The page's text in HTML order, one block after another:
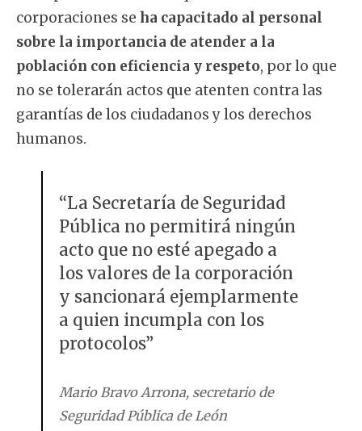
corporaciones se ha capacitado al personal
sobre la importancia de atender a la
población con eficiencia y respeto, por lo que
no se tolerarán actos que atenten contra las
garantías de los ciudadanos y los derechos
humanos.
“La Secretaría de Seguridad
Pública no permitirá ningún
acto que no esté apegado a
los valores de la corporación
y sancionará ejemplarmente
a quien incumpla con los
protocolos”
Mario Bravo Arrona, secretario de
Seguridad Pública de León